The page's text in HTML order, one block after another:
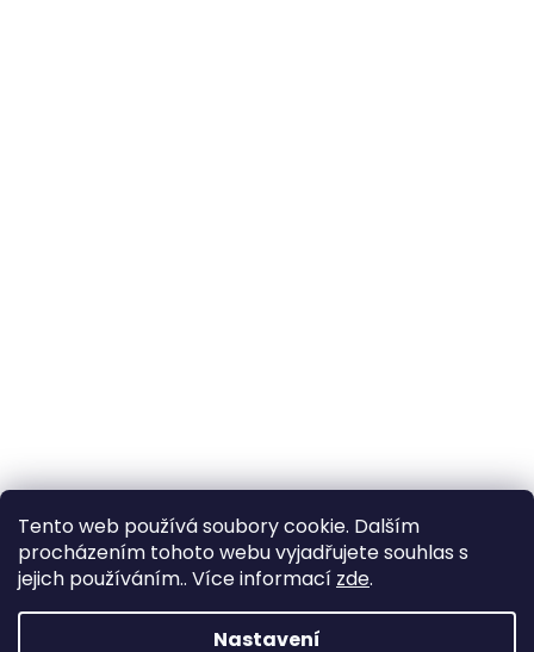
Tento web používá soubory cookie. Dalším
procházením tohoto webu vyjadřujete souhlas s
jejich používáním.. Více informací zde.
Nastavení